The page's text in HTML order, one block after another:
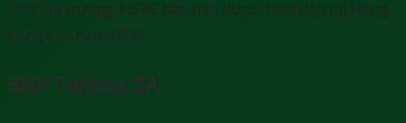
khúc thị trường. HSBC ban đầu được thành lập tại Hồng
Kông vào năm 1865.
BNP Paribas SA